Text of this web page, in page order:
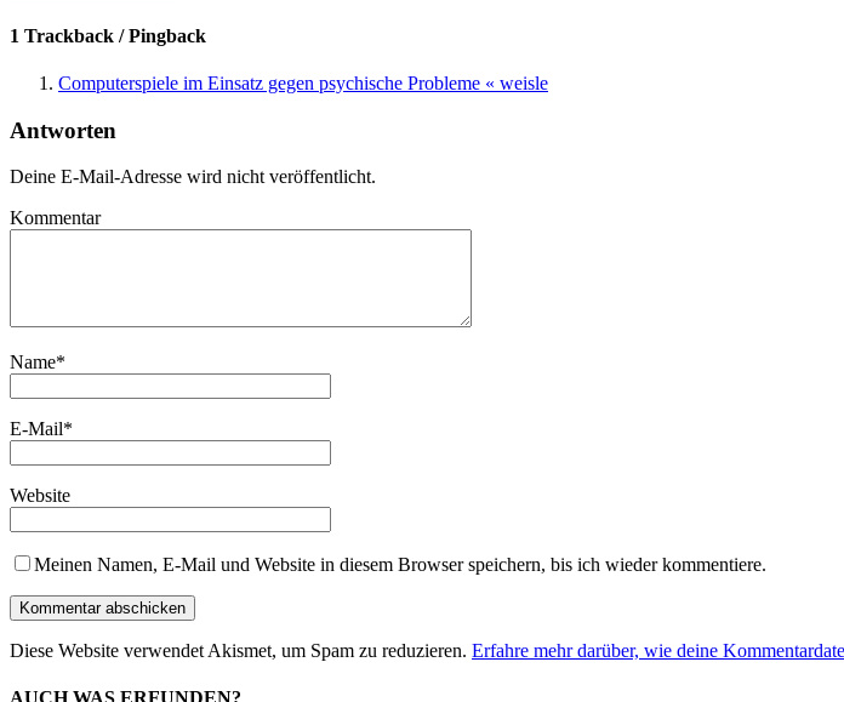
1 Trackback / Pingback
Computerspiele im Einsatz gegen psychische Probleme « weisle
Antworten
Deine E-Mail-Adresse wird nicht veröffentlicht.
Kommentar
Name*
E-Mail*
Website
Meinen Namen, E-Mail und Website in diesem Browser speichern, bis ich wieder kommentiere.
Diese Website verwendet Akismet, um Spam zu reduzieren. Erfahre mehr darüber, wie deine